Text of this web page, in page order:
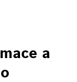
a